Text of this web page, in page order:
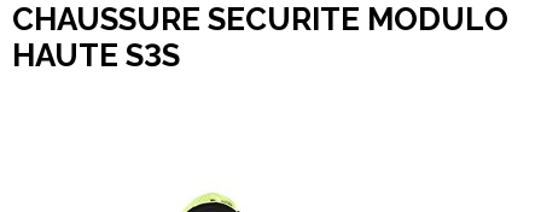
CHAUSSURE SECURITE MODULO
HAUTE S3S